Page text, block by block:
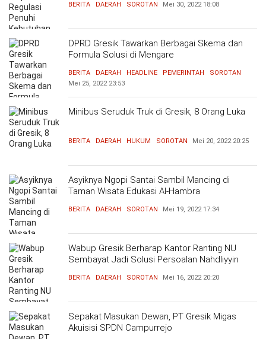
BERITA DAERAH SOROTAN Mei 30, 2022 18:08
DPRD Gresik Tawarkan Berbagai Skema dan
Formula Solusi di Mengare
BERITA DAERAH HEADLINE PEMERINTAH
SOROTAN
Mei 25, 2022 23:53
Minibus Seruduk Truk di Gresik, 8 Orang Luka
BERITA DAERAH HUKUM SOROTAN Mei 20, 2022 20:25
Asyiknya Ngopi Santai Sambil Mancing di
Taman Wisata Edukasi Al-Hambra
BERITA DAERAH SOROTAN Mei 19, 2022 17:34
Wabup Gresik Berharap Kantor Ranting NU
Sembayat Jadi Solusi Persoalan Nahdliyyin
BERITA DAERAH SOROTAN Mei 16, 2022 20:20
Sepakat Masukan Dewan, PT Gresik Migas
Akuisisi SPDN Campurrejo